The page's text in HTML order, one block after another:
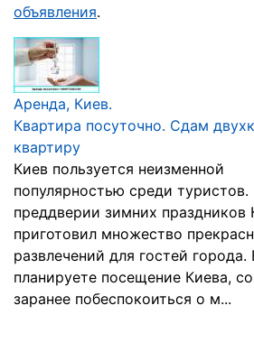
объявления.
Аренда, Киев.
Квартира посуточно. Сдам
квартиру
Киев пользуется неизменной
популярностью среди туристов.
преддверии зимних праздников
приготовил множество
развлечений для гостей города.
планируете посещение Киева,
заранее побеспокоиться о м...